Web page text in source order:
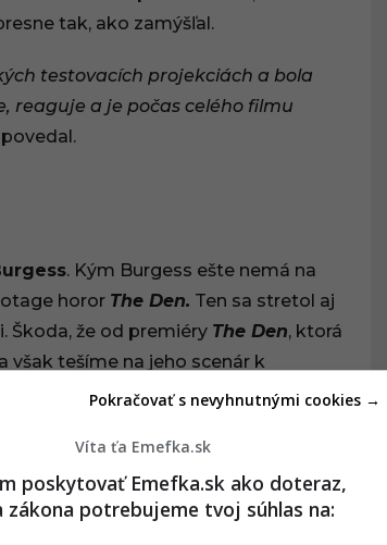
tak, ako zamýšľal.
testovacích projekciách a bola
reaguje a je počas celého filmu
povedal.
. Kým Burgess ešte nemá na
horor The Den. Ten sa stretol aj
Škoda, že od premiéry The Den, ktorá
však tešíme na jeho scenár k
. Tí si zahrali zamilovaný pár, ktorý na
Víta ťa Emefka.sk
poskytovať Emefka.sk ako doteraz,
zákona potrebujeme tvoj súhlas na:
Pokračovať s nevyhnutnými cookies →